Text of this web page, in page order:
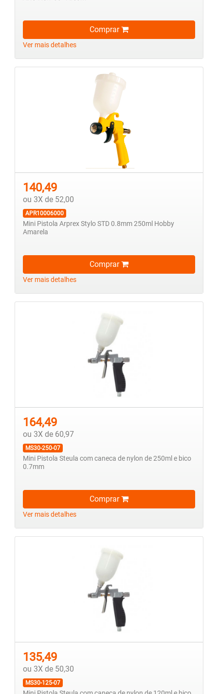
Comprar
Ver mais detalhes
140,49
ou 3X de 52,00
APR10006000
Mini Pistola Arprex Stylo STD 0.8mm 250ml Hobby
Amarela
Comprar
Ver mais detalhes
164,49
ou 3X de 60,97
MS30-250-07
Mini Pistola Steula com caneca de nylon de 250ml e bico
0.7mm
Comprar
Ver mais detalhes
135,49
ou 3X de 50,30
MS30-125-07